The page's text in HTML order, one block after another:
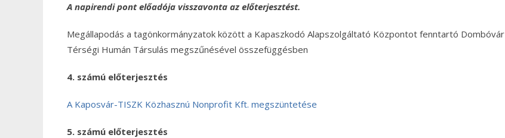
A napirendi pont előadója visszavonta az előterjesztést.
Megállapodás a tagönkormányzatok között a Kapaszkodó Alapszolgáltató Központot fenntartó Dombóvár
Térségi Humán Társulás megszűnésével összefüggésben
4. számú előterjesztés
A Kaposvár-TISZK Közhasznú Nonprofit Kft. megszüntetése
5. számú előterjesztés